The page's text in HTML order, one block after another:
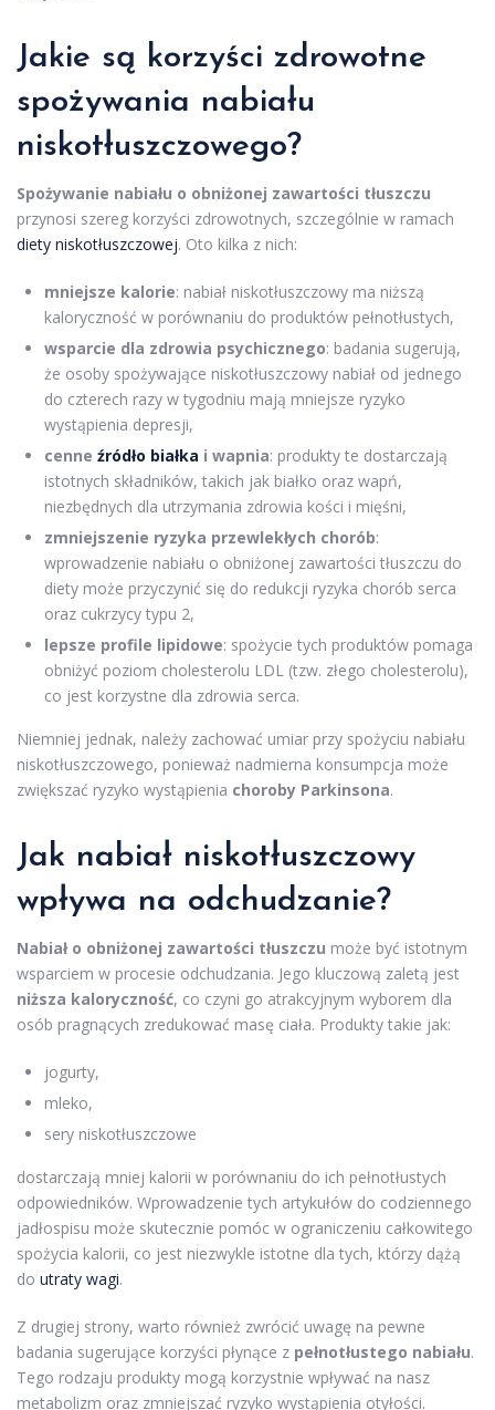
Jakie są korzyści zdrowotne
spożywania nabiału
niskotłuszczowego?
Spożywanie nabiału o obniżonej zawartości tłuszczu
przynosi szereg korzyści zdrowotnych, szczególnie w ramach
diety niskotłuszczowej. Oto kilka z nich:
mniejsze kalorie: nabiał niskotłuszczowy ma niższą
kaloryczność w porównaniu do produktów pełnotłustych,
wsparcie dla zdrowia psychicznego: badania sugerują,
że osoby spożywające niskotłuszczowy nabiał od jednego
do czterech razy w tygodniu mają mniejsze ryzyko
wystąpienia depresji,
cenne źródło białka i wapnia: produkty te dostarczają
istotnych składników, takich jak białko oraz wapń,
niezbędnych dla utrzymania zdrowia kości i mięśni,
zmniejszenie ryzyka przewlekłych chorób:
wprowadzenie nabiału o obniżonej zawartości tłuszczu do
diety może przyczynić się do redukcji ryzyka chorób serca
oraz cukrzycy typu 2,
lepsze profile lipidowe: spożycie tych produktów pomaga
obniżyć poziom cholesterolu LDL (tzw. złego cholesterolu),
co jest korzystne dla zdrowia serca.
Niemniej jednak, należy zachować umiar przy spożyciu nabiału
niskotłuszczowego, ponieważ nadmierna konsumpcja może
zwiększać ryzyko wystąpienia choroby Parkinsona.
Jak nabiał niskotłuszczowy
wpływa na odchudzanie?
Nabiał o obniżonej zawartości tłuszczu może być istotnym
wsparciem w procesie odchudzania. Jego kluczową zaletą jest
niższa kaloryczność, co czyni go atrakcyjnym wyborem dla
osób pragnących zredukować masę ciała. Produkty takie jak:
jogurty,
mleko,
sery niskotłuszczowe
dostarczają mniej kalorii w porównaniu do ich pełnotłustych
odpowiedników. Wprowadzenie tych artykułów do codziennego
jadłospisu może skutecznie pomóc w ograniczeniu całkowitego
spożycia kalorii, co jest niezwykle istotne dla tych, którzy dążą
do utraty wagi.
Z drugiej strony, warto również zwrócić uwagę na pewne
badania sugerujące korzyści płynące z pełnotłustego nabiału.
Tego rodzaju produkty mogą korzystnie wpływać na nasz
metabolizm oraz zmniejszać ryzyko wystąpienia otyłości.